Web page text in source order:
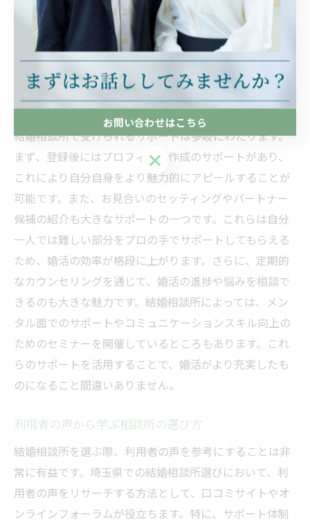
要なポイントです。カウンセラーとの相性が良ければ、
よりスムーズに婚活を進めることができます。埼玉県内
には、こうした条件を満たす結婚相談所が多数存在する
ため、ぜひ自分にぴったりの場所を見つけてください。
結婚相談所のサポート内容を詳しく紹介
結婚相談所で受けられるサポートは多岐にわたります。
まず、登録後にはプロフィール作成のサポートがあり、
これにより自分自身をより魅力的にアピールすることが
可能です。また、お見合いのセッティングやパートナー
候補の紹介も大きなサポートの一つです。これらは自分
一人では難しい部分をプロの手でサポートしてもらえる
ため、婚活の効率が格段に上がります。さらに、定期的
なカウンセリングを通じて、婚活の進捗や悩みを相談で
きるのも大きな魅力です。結婚相談所によっては、メン
タル面でのサポートやコミュニケーションスキル向上の
ためのセミナーを開催しているところもあります。これ
らのサポートを活用することで、婚活がより充実したも
のになること間違いありません。
利用者の声から学ぶ相談所の選び方
結婚相談所を選ぶ際、利用者の声を参考にすることは非
常に有益です。埼玉県での結婚相談所選びにおいて、利
用者の声をリサーチする方法として、口コミサイトやオ
ンラインフォーラムが役立ちます。特に、サポート体制
お問い合わせはこちら
お問い合わせはこちら